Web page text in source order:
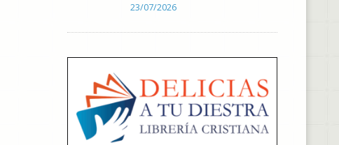
23/07/2026